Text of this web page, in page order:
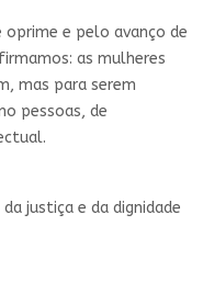
e pelo avanço de
as mulheres
mas para serem
pessoas, de
justiça e da dignidade